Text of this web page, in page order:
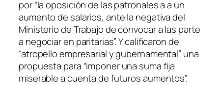
por “la oposición de las patronales a a un
aumento de salarios, ante la negativa del
Ministerio de Trabajo de convocar a las parte
a negociar en paritarias”. Y calificaron de
“atropello empresarial y gubernamental” una
propuesta para “imponer una suma fija
miserable a cuenta de futuros aumentos”.